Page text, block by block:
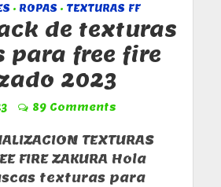
• ROPAS • TEXTURAS FF
de texturas
para free fire
2023
89 Comments
TEXTURAS
FIRE ZAKURA Hola
texturas para